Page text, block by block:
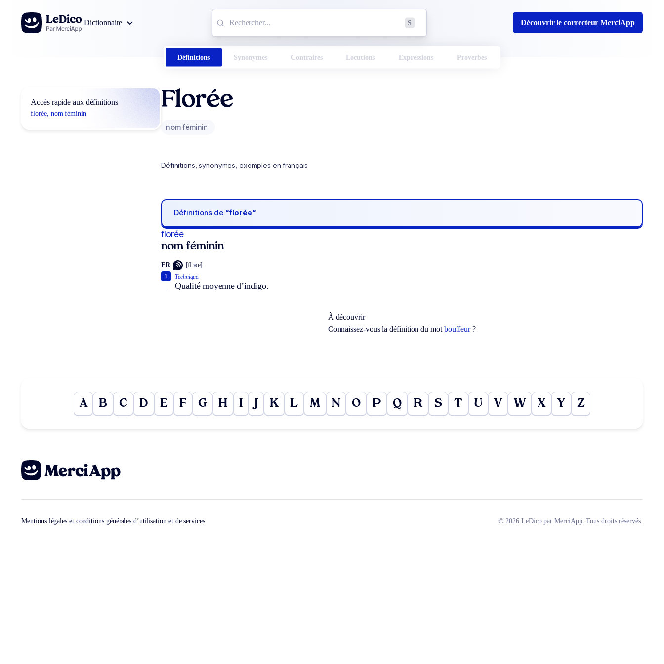
Aller au contenu
Dictionnaire
S Découvrir le correcteur MerciApp
Définitions Synonymes Contraires Locutions Expressions Proverbes
Accès rapide aux définitions
florée, nom féminin
Florée
nom féminin
Définitions, synonymes, exemples en français
Définitions de “florée“
florée
nom féminin
FR [flɔʀe]
Technique.
Qualité moyenne d’indigo.
1
À découvrir
Connaissez-vous la définition du mot bouffeur?
A B C D E F G H I K L M N O P Q R S T U V W X Y Z
Mentions légales et conditions générales d’utilisation et de services © 2026 LeDico par MerciApp. Tous droits réservés.